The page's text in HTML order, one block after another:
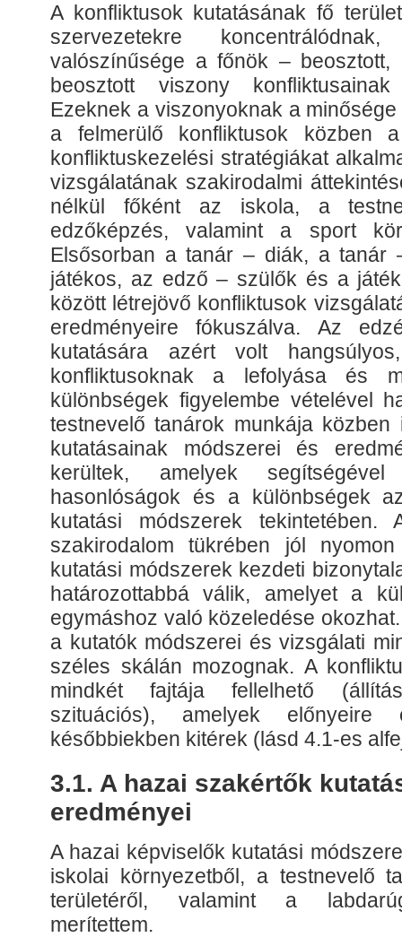
A konfliktusok kutatásának fő
szervezetekre
valószínűsége a főnök –
beosztott viszony
Ezeknek a viszonyoknak a
a felmerülő konfliktusok közben
konfliktuskezelési stratégiákat
vizsgálatának szakirodalmi
nélkül főként az iskola, a
edzőképzés, valamint a sport
Elsősorban a tanár – diák, a tanár
játékos, az edző – szülők és a
között létrejövő konfliktusok
eredményeire fókuszálva. Az
kutatására azért volt
konfliktusoknak a lefolyása és
különbségek figyelembe vételével
testnevelő tanárok munkája
kutatásainak módszerei és
kerültek, amelyek
hasonlóságok és a különbségek
kutatási módszerek tekintetében.
szakirodalom tükrében jól
kutatási módszerek kezdeti
határozottabbá válik, amelyet a
egymáshoz való közeledése
a kutatók módszerei és vizsgálati
széles skálán mozognak. A
mindkét fajtája fellelhető
szituációs), amelyek
későbbiekben kitérek (lásd 4.1-es
3.1. A hazai szakértők
eredményei
A hazai képviselők kutatási
iskolai környezetből, a testnevelő
területéről, valamint a
merítettem.